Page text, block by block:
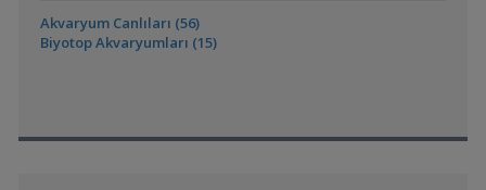
Akvaryum Canlıları (56)
Biyotop Akvaryumları (15)